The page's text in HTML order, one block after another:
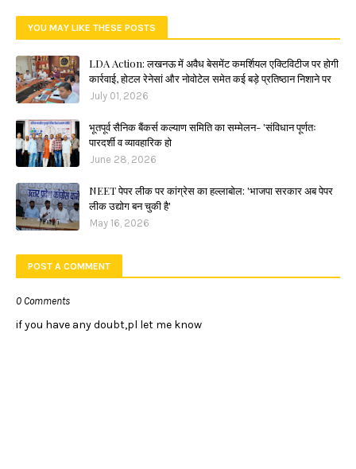
YOU MAY LIKE THESE POSTS
LDA Action: लखनऊ में अवैध बेसमेंट कमर्शियल एक्टिविटीज पर होगी
कार्रवाई, होटल रेनेसां और नोवोटेल समेत कई बड़े प्रतिष्ठान निशाने पर
July 01, 2026
भूतपूर्व सैनिक बैंकर्स कल्याण समिति का सम्मेलन- 'संविधान पूर्णतः
पारदर्शी व व्यावहारिक हो
June 28, 2026
NEET पेपर लीक पर कांग्रेस का हल्लाबोल: 'भाजपा सरकार अब पेपर
लीक उद्योग बन चुकी है'
May 16, 2026
POST A COMMENT
0 Comments
if you have any doubt,pl let me know